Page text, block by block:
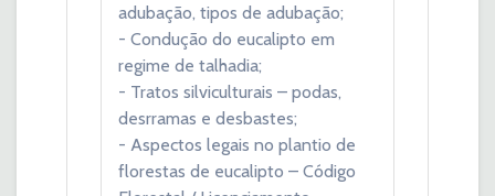
adubação, tipos de adubação;
- Condução do eucalipto em
regime de talhadia;
- Tratos silviculturais – podas,
desrramas e desbastes;
- Aspectos legais no plantio de
florestas de eucalipto – Código